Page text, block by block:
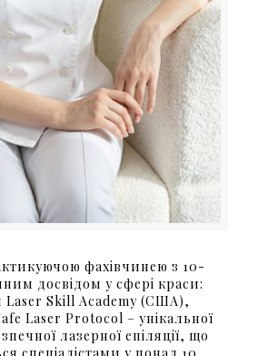
фахівчинею з 10-
досвідом у сфері краси:
Laser Skill Academy (США),
Laser Protocol – унікальної
лазерної епіляції, що